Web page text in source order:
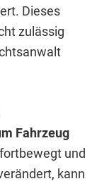
Dieses
zulässig
Fahrzeug
und
kann